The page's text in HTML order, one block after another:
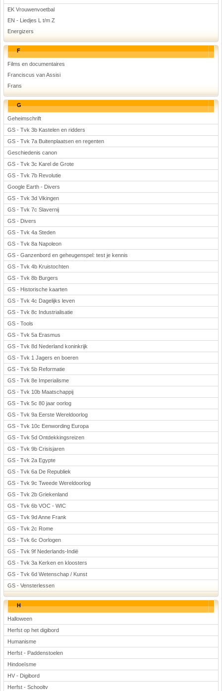
EK Vrouwenvoetbal
EN - Liedjes L t/m Z
Energizers
F
Films en documentaires
Franciscus van Assisi
Frans
G
Geheimschrift
GS - Tvk 3b Kastelen en ridders
GS - Tvk 7a Buitenplaatsen en regenten
Geschiedenis canon
GS - Tvk 3c Karel de Grote
GS - Tvk 7b Revolutie
Google Earth - Divers
GS - Tvk 3d Vikingen
GS - Tvk 7c Slavernij
GS - Divers
GS - Tvk 4a Steden
GS - Tvk 8a Napoleon
GS - Ganzenbord en geheugenspel: test je kennis
GS - Tvk 4b Kruistochten
GS - Tvk 8b Burgers
GS - Historische kaarten
GS - Tvk 4c Dagelijks leven
GS - Tvk 8c Industrialisatie
GS - Tools
GS - Tvk 5a Erasmus
GS - Tvk 8d Nederland koninkrijk
GS - Tvk 1 Jagers en boeren
GS - Tvk 5b Reformatie
GS - Tvk 8e Imperialisme
GS - Tvk 10b Maatschappij
GS - Tvk 5c 80 jaar oorlog
GS - Tvk 9a Eerste Wereldoorlog
GS - Tvk 10c Eenwording Europa
GS - Tvk 5d Ontdekkingsreizen
GS - Tvk 9b Crisisjaren
GS - Tvk 2a Egypte
GS - Tvk 6a De Republiek
GS - Tvk 9c Tweede Wereldoorlog
GS - Tvk 2b Griekenland
GS - Tvk 6b VOC - WIC
GS - Tvk 9d Anne Frank
GS - Tvk 2c Rome
GS - Tvk 6c Oorlogen
GS - Tvk 9f Nederlands-Indië
GS - Tvk 3a Kerken en kloosters
GS - Tvk 6d Wetenschap / Kunst
GS - Vensterlessen
H
Halloween
Herfst op het digibord
Humanisme
Herfst - Paddenstoelen
Hindoeïsme
HV - Digibord
Herfst - Schooltv